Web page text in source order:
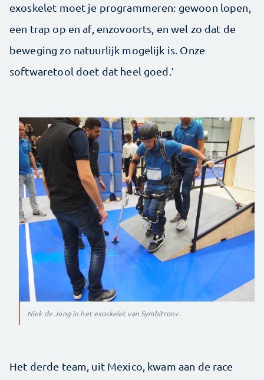
exoskelet moet je programmeren: gewoon lopen,
een trap op en af, enzovoorts, en wel zo dat de
beweging zo natuurlijk mogelijk is. Onze
softwaretool doet dat heel goed.’
Niek de Jong in het exoskelet van Symbitron+.
Het derde team, uit Mexico, kwam aan de race